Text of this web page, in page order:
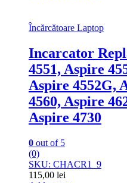
Încărcătoare Laptop
Incarcator
4551, Aspire
Aspire 4552G,
4560, Aspire
Aspire 4730
0 out of 5
(0)
SKU: CHACR1_9
115,00 lei